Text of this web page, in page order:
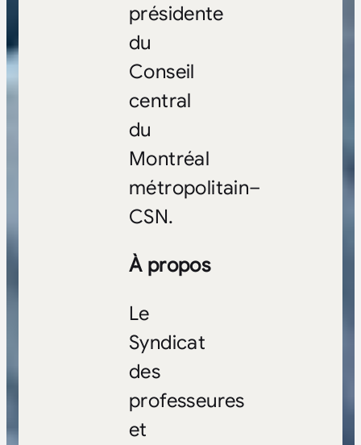
présidente
du
Conseil
central
du
Montréal
métropolitain–
CSN.
À propos
Le
Syndicat
des
professeures
et